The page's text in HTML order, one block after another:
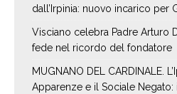
dall’Irpinia: nuovo incarico per
Visciano celebra Padre Arturo
fede nel ricordo del fondatore
MUGNANO DEL CARDINALE.
Apparenze e il Sociale